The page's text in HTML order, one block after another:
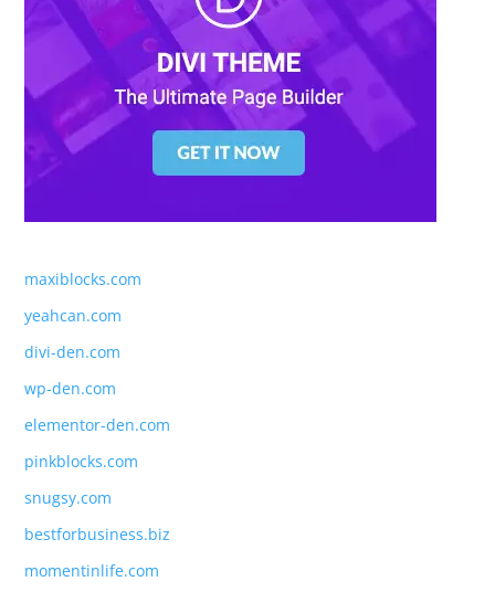
maxiblocks.com
yeahcan.com
divi-den.com
wp-den.com
elementor-den.com
pinkblocks.com
snugsy.com
bestforbusiness.biz
momentinlife.com